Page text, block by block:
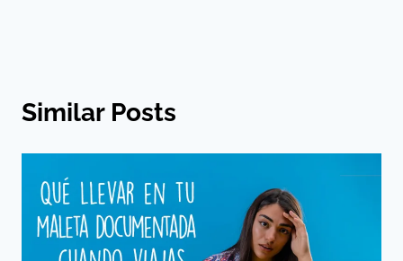
Similar Posts